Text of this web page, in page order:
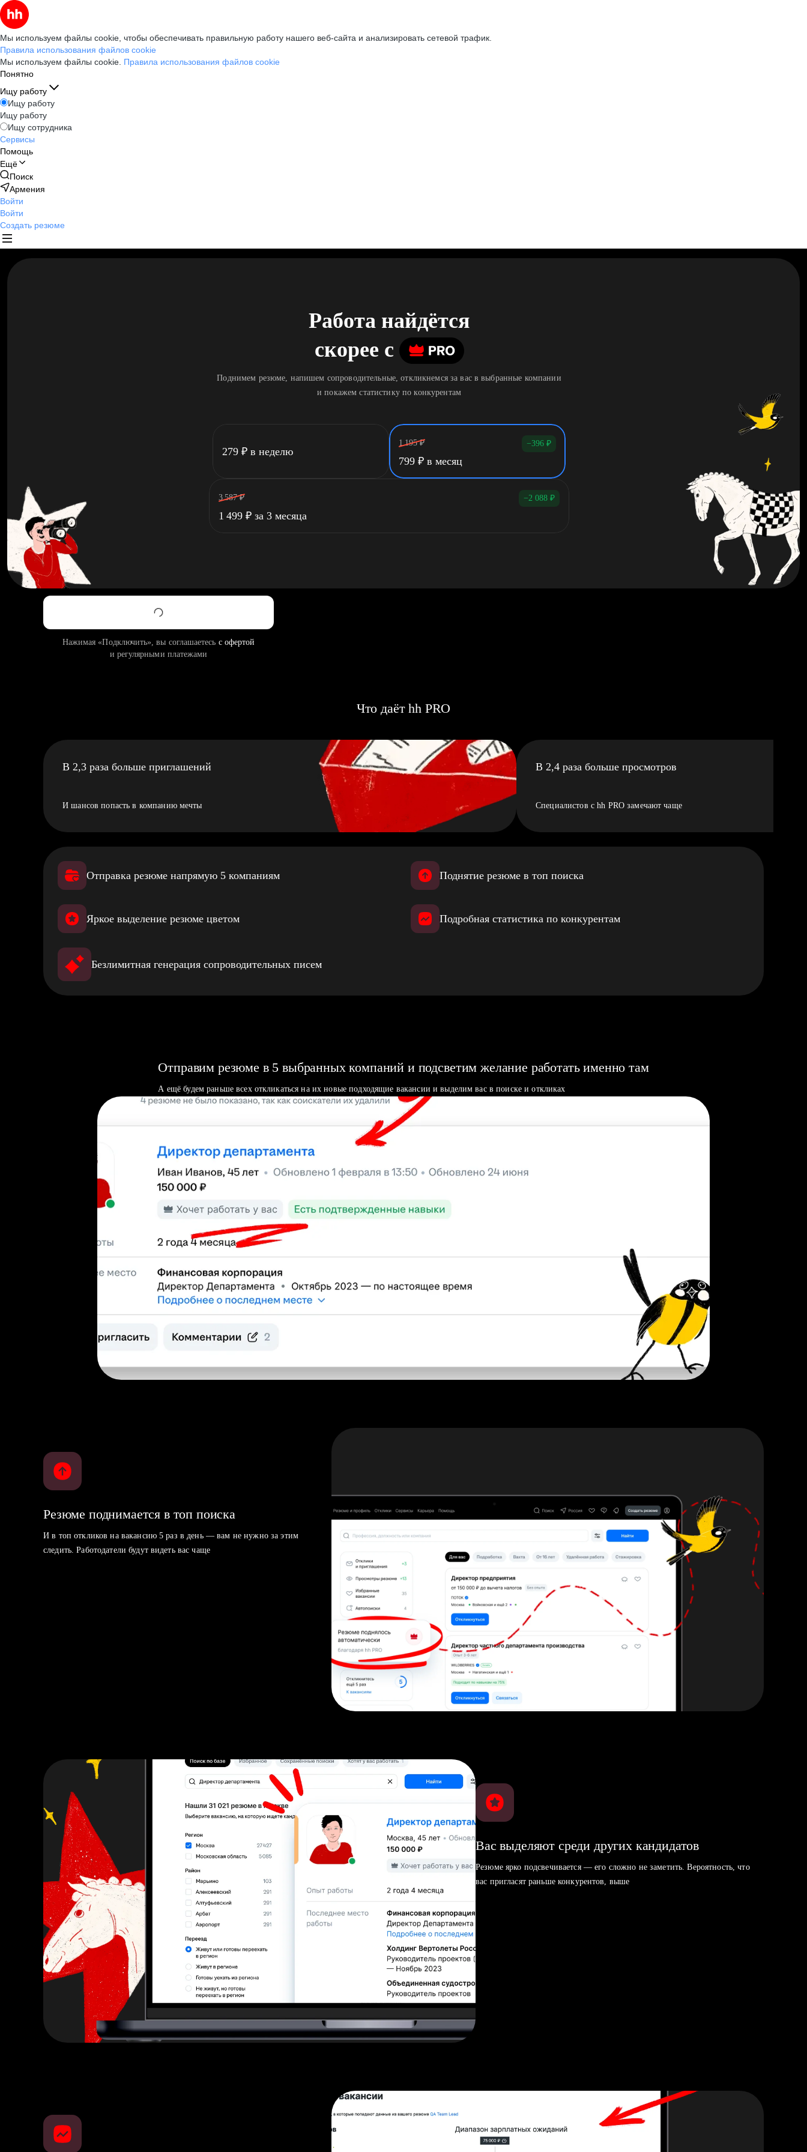
Мы используем файлы cookie, чтобы обеспечивать правильную работу нашего веб-сайта и анализировать сетевой трафик.
Правила использования файлов cookie
Мы используем файлы cookie. Правила использования файлов cookie
Понятно
Ищу работу
Ищу работу
Ищу работу
Ищу сотрудника
Сервисы
Помощь
Ещё
Поиск
Армения
Войти
Войти
Создать резюме
Работа найдётся
скорее c
Поднимем резюме, напишем сопроводительные, откликнемся за вас в выбранные компании
и покажем статистику по конкурентам
279 ₽ в неделю
1 195 ₽ −396 ₽
799 ₽ в месяц
3 587 ₽ −2 088 ₽
1 499 ₽ за 3 месяца
Нажимая «Подключить», вы соглашаетесь с офертой
и регулярными платежами
Что даёт hh PRO
В 2,3 раза больше приглашений
И шансов попасть в компанию мечты
В 2,4 раза больше просмотров
Специалистов с hh PRO замечают чаще
Отправка резюме напрямую 5 компаниям Поднятие резюме в топ поиска
Яркое выделение резюме цветом Подробная статистика по конкурентам
Безлимитная генерация сопроводительных писем
Отправим резюме в 5 выбранных компаний и подсветим желание работать именно там
А ещё будем раньше всех откликаться на их новые подходящие вакансии и выделим вас в поиске и откликах
Резюме поднимается в топ поиска
И в топ откликов на вакансию 5 раз в день — вам не нужно за этим
следить. Работодатели будут видеть вас чаще
Вас выделяют среди других кандидатов
Резюме ярко подсвечивается — его сложно не заметить. Вероятность, что
вас пригласят раньше конкурентов, выше